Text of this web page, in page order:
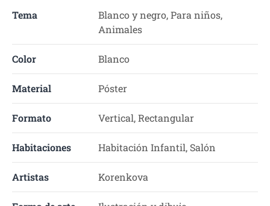
Tema
Blanco y negro, Para niños,
Animales
Color Blanco
Material Póster
Formato Vertical, Rectangular
Habitaciones Habitación Infantil, Salón
Artistas Korenkova